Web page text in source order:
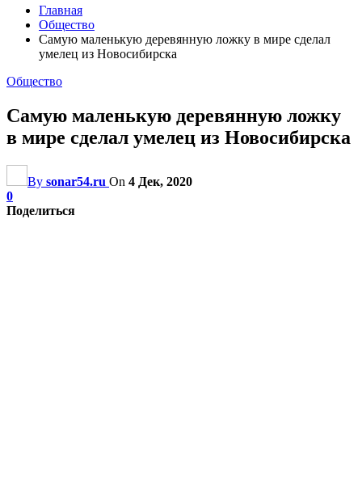
Главная
Общество
Самую маленькую деревянную ложку в мире сделал
умелец из Новосибирска
Общество
Самую маленькую деревянную ложку
в мире сделал умелец из Новосибирска
By sonar54.ru On 4 Дек, 2020
0
Поделиться